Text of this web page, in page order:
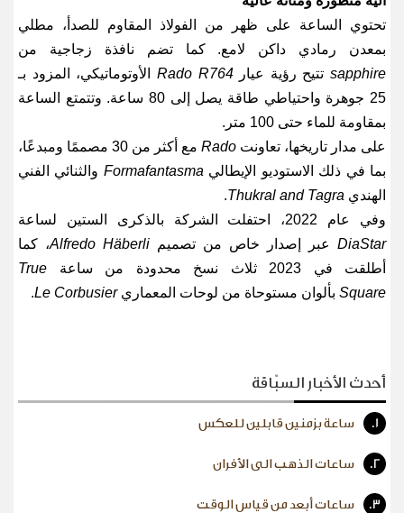
تحتوي الساعة على ظهر من الفولاذ المقاوم للصدأ، مطلي
بمعدن رمادي داكن لامع. كما تضم نافذة زجاجية من
sapphire تتيح رؤية عيارRado R764
الأوتوماتيكي، المزود بـ
25 جوهرة واحتياطي طاقة يصل إلى 80 ساعة. وتتمتع الساعة
بمقاومة للماء حتى 100 متر
.
على مدار تاريخها، تعاونت Rado
مع أكثر من 30 مصممًا ومبدعًا،
بما في ذلك الاستوديو الإيطالي Formafantasma والثنائي الفني
الهندي Thukral and Tagra
.
وفي عام 2022، احتفلت الشركة بالذكرى الستين لساعة
DiaStar عبر إصدار خاص من تصميم Alfredo Häberli، كما
أطلقت في 2023 ثلاث نسخ محدودة من ساعة
True
Square بألوان مستوحاة من لوحات المعماريLe Corbusier
.
أحدث الأخبار السبّاقة
1. ساعة بزمنين قابلين للعكس
2. ساعات الذهب الى الأفران
3. ساعات أبعد من قياس الوقت